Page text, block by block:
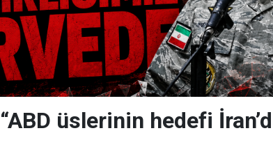
“ABD üslerinin hedefi